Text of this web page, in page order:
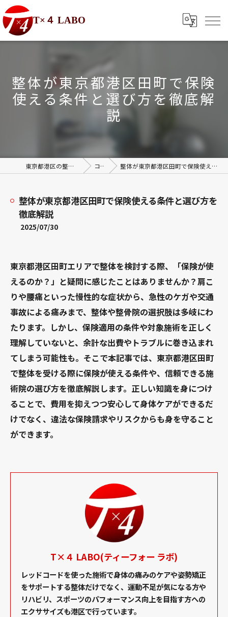
T×４ LABO
整体が東京都港区田町で保険
使える条件と選び方を徹底解
説
東京都港区の整体ならT×4 LABO コラム 整体が東京都港区田町で保険使える条件と選び方を徹底解説
整体が東京都港区田町で保険使える条件と選び方を
徹底解説
2025/07/30
東京都港区田町エリアで整体を検討する際、「保険が使
えるのか？」と疑問に感じたことはありませんか？肩こ
りや腰痛といった慢性的な症状から、急性のケガや交通
事故による痛みまで、整体や整骨院の選択肢は多岐にわ
たります。しかし、保険適用の条件や対象施術を正しく
理解していないと、余計な出費やトラブルに巻き込まれ
てしまう可能性も。そこで本記事では、東京都港区田町
で整体を受ける際に保険が使える条件や、信頼できる施
術院の選び方を徹底解説します。正しい知識を身につけ
ることで、費用を抑えつつ安心して身体ケアができるだ
けでなく、違法な保険請求やリスクからも身を守ること
ができます。
T×４ LABO(ティーフォー ラボ)
レッドコードを使った施術で身体の痛みのケアや姿勢矯正
をサポートする整体だけでなく、運動不足が気になる方や
リハビリ、スポーツのパフォーマンス向上を目指す方への
エクササイズも港区で行っています。